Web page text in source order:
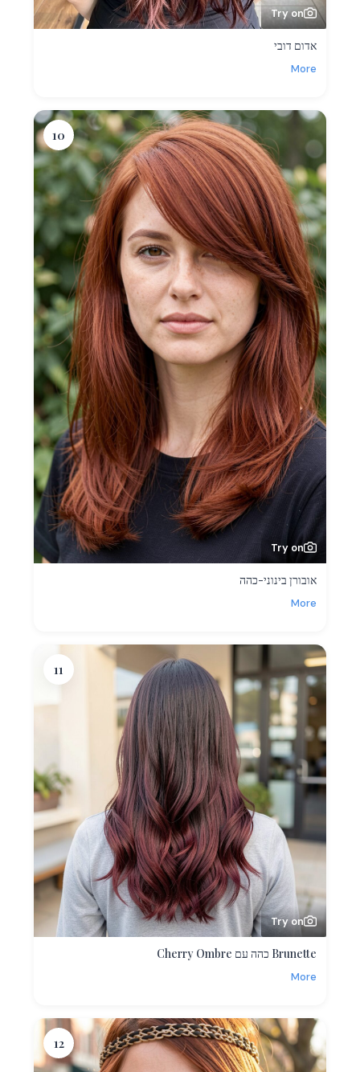
Try on
אדום דובי
More
10
Try on
אובורן בינוני-כהה
More
11
Try on
Brunette כהה עם Cherry Ombre
More
12